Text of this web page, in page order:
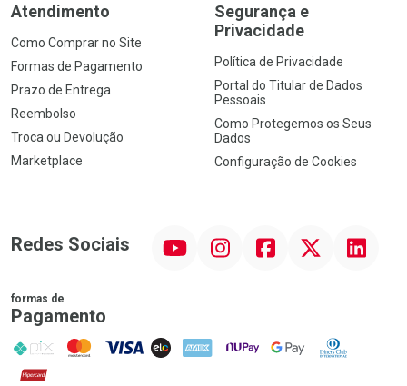
Atendimento
Como Comprar no Site
Formas de Pagamento
Prazo de Entrega
Reembolso
Troca ou Devolução
Marketplace
Segurança e
Privacidade
Política de Privacidade
Portal do Titular de Dados
Pessoais
Como Protegemos os Seus
Dados
Configuração de Cookies
Redes Sociais InstagramFacebook Linkedin
formas de
Pagamento
PIX MasterCard
VISA ELO AMEX NuPay Google PayDiners Club
Hipercard